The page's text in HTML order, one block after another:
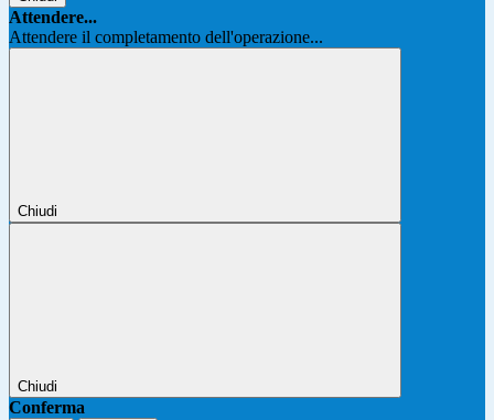
Attendere...
Attendere il completamento dell'operazione...
Chiudi
Chiudi
Conferma